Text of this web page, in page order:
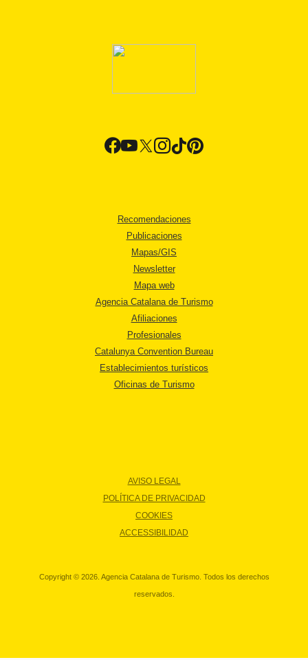
Recomendaciones
Publicaciones
Mapas/GIS
Newsletter
Mapa web
Agencia Catalana de Turismo
Afiliaciones
Profesionales
Catalunya Convention Bureau
Establecimientos turísticos
Oficinas de Turismo
AVISO LEGAL
POLÍTICA DE PRIVACIDAD
COOKIES
ACCESSIBILIDAD
Copyright © 2026. Agencia Catalana de Turismo. Todos los derechos
reservados.